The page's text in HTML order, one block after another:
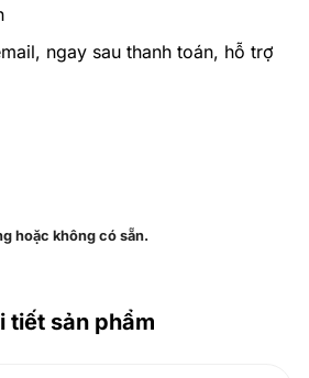
ngay sau thanh toán, hỗ trợ
hoặc không có sẵn.
tiết sản phẩm